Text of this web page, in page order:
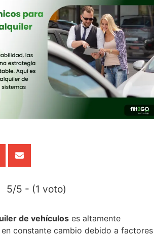
minutes,
hours
or
days.
Dealers
Manages
vehicle
stock
and
rental
and
services.
service
applied
to
5/5 - (1 voto)
de vehículos es altamente
constante cambio debido a factores